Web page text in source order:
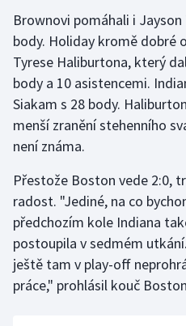
Lyže a snowboard
Moderní pětiboj
Motorsport
Olympijské hry
Parasport
Plavání
Plážový volejbal
Brownovi pomáhali i
body. Holiday kromě dobré
Tyrese Haliburtona, který
body a 10 asistencemi.
Siakam s 28 body.
menší zranění stehenního
není známa.
Přestože Boston vede 2:0,
radost. "Jediné, na co
předchozím kole Indiana
postoupila v sedmém
ještě tam v play-off
práce," prohlásil kouč